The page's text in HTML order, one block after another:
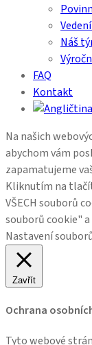
Náš
FAQ
Kontakt
Na našich
abychom vám
zapamatujeme
Kliknutím na
VŠECH souborů
souborů cookie"
Nastavení
Zavřít
Ochrana
Tyto webové